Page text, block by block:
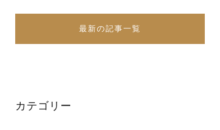
最新の記事一覧
カテゴリー